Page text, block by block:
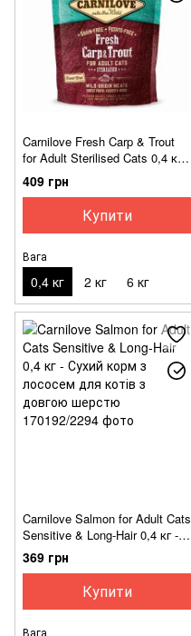
Carnilove Fresh Carp & Trout
for Adult Sterilised Cats 0,4 кг -
Сухий беззерновий корм з
коропом і фореллю для
стерилізованих кішок
409 грн
Купити
Вага
0,4 кг 2 кг 6 кг
Carnilove Salmon for Adult Cats
Sensitive & Long-Hair 0,4 кг -
Сухий корм з лососем для
котів з довгою шерстю
369 грн
Купити
Вага